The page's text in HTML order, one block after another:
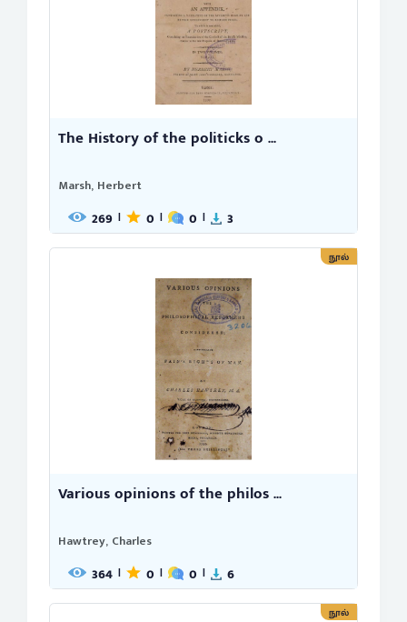
The History of the politicks o ...
Marsh, Herbert
269 | 0 | 0 | 3
நூல்
Various opinions of the philos ...
Hawtrey, Charles
364 | 0 | 0 | 6
நூல்